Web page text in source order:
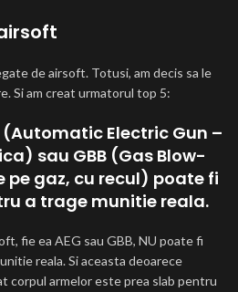
de airsoft. Totusi, am decis sa le
Si am creat urmatorul top 5:
(Automatic Electric Gun –
sau GBB (Gas Blow-
pe gaz, cu recul) poate fi
a trage munitie reala.
fie ea AEG sau GBB, NU poate fi
reala. Si aceasta deoarece
corpul armelor este prea slab pentru